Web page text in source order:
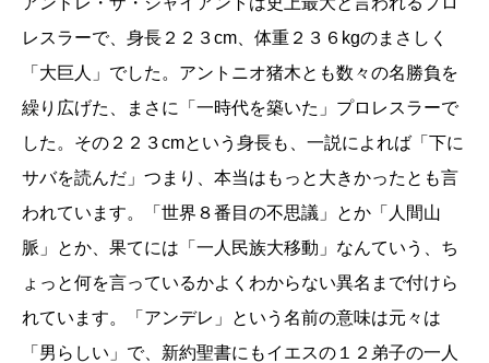
レスラーで、身長２２３cm、体重２３６kgのまさしく
「大巨人」でした。アントニオ猪木とも数々の名勝負を
繰り広げた、まさに「一時代を築いた」プロレスラーで
した。その２２３cmという身長も、一説によれば「下に
サバを読んだ」つまり、本当はもっと大きかったとも言
われています。「世界８番目の不思議」とか「人間山
脈」とか、果てには「一人民族大移動」なんていう、ち
ょっと何を言っているかよくわからない異名まで付けら
れています。「アンデレ」という名前の意味は元々は
「男らしい」で、新約聖書にもイエスの１２弟子の一人